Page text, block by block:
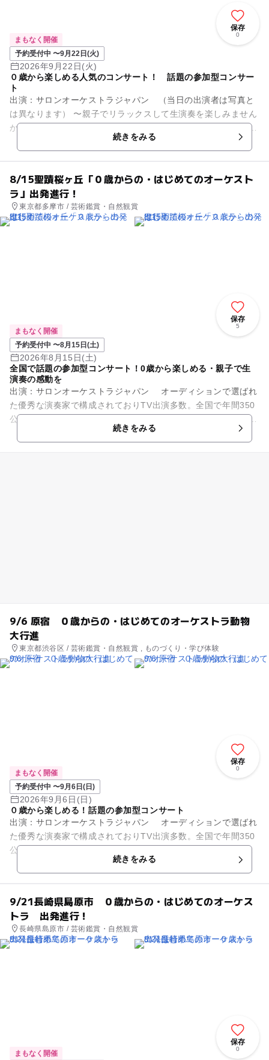
保存
0
まもなく開催
予約受付中 〜9月22日(火)
2026年9月22日(火)
０歳から楽しめる人気のコンサート！ 話題の参加型コンサー
ト
出演：サロンオーケストラジャパン （当日の出演者は写真と
は異なります） 〜親子でリラックスして生演奏を楽しみません
か？〜 オーディションで選ばれた優秀な演奏家で構成されてお
続きをみる
8/15聖蹟桜ヶ丘「０歳からの・はじめてのオーケスト
ラ」出発進行！
東京都多摩市 / 芸術鑑賞・自然観賞
保存
5
まもなく開催
予約受付中 〜8月15日(土)
2026年8月15日(土)
全国で話題の参加型コンサート！0歳から楽しめる・親子で生
演奏の感動を
出演：サロンオーケストラジャパン オーディションで選ばれ
た優秀な演奏家で構成されておりTV出演多数。全国で年間350
公演開催の人気団体です。 目の前で繰り広げられるサロンオー
続きをみる
9/6 原宿 ０歳からの・はじめてのオーケストラ動物
大行進
東京都渋谷区 / 芸術鑑賞・自然観賞 , ものづくり・学び体験
保存
0
まもなく開催
予約受付中 〜9月6日(日)
2026年9月6日(日)
０歳から楽しめる！話題の参加型コンサート
出演：サロンオーケストラジャパン オーディションで選ばれ
た優秀な演奏家で構成されておりTV出演多数。全国で年間350
公演開催の人気団体です。 0歳の赤ちゃんから参加できる、全
続きをみる
9/21長崎県島原市 ０歳からの・はじめてのオーケス
トラ 出発進行！
長崎県島原市 / 芸術鑑賞・自然観賞
保存
0
まもなく開催